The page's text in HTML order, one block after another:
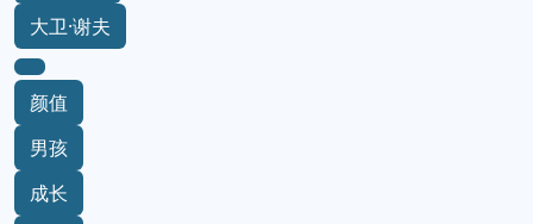
大卫·谢夫
颜值
男孩
成长